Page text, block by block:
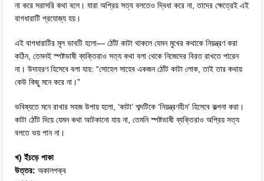
না করে সরাসরি কথা বলে। যারা অপ্রিয় সত্য বলতেও দ্বিধা করে না, তাদের ক্ষেত্রেই এই
বাগধারাটি প্রযোজ্য হয়।
এই বাগধারাটির মূল ভাবটি হলো— ঠোঁট কাটা থাকলে যেমন মুখের কথাকে নিয়ন্ত্রণ করা
কঠিন, তেমনই স্পষ্টভাষী ব্যক্তিরাও সত্য কথা বলা থেকে নিজেদের বিরত রাখতে পারেন
না। উদাহরণ হিসেবে বলা যায়: “সোহেল সাহেব একজন ঠোঁট কাটা লোক, তাই তার কথায়
কেউ কিছু মনে করে না।”
ভবিষ্যতে মনে রাখার সহজ উপায় হলো, ‘কাটা’ শব্দটিকে ‘নিয়ন্ত্রণহীন’ হিসেবে কল্পনা করা।
কাটা ঠোঁট দিয়ে যেমন কথা আটকানো যায় না, তেমনি স্পষ্টভাষী ব্যক্তিরাও অপ্রিয় সত্য
বলতে ভয় পান না।
খ) ইঁচড়ে পাকা
উত্তর: অকালপক্ব